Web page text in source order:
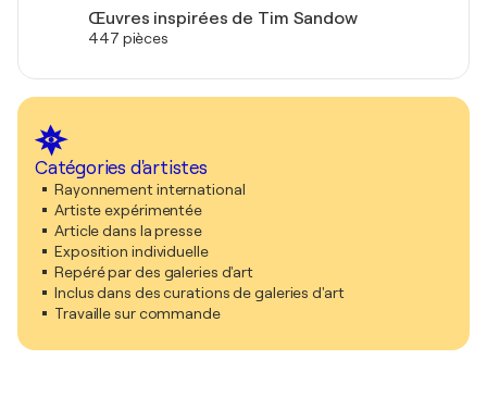
Œuvres inspirées de Tim Sandow
447 pièces
Catégories d'artistes
Rayonnement international
Artiste expérimentée
Article dans la presse
Exposition individuelle
Repéré par des galeries d'art
Inclus dans des curations de galeries d'art
Travaille sur commande